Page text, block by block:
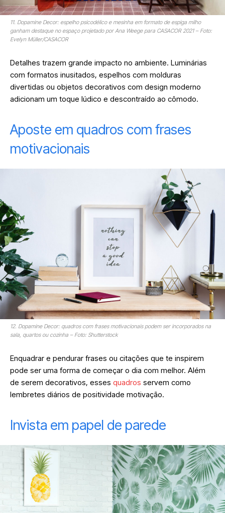
11. Dopamine Decor: espelho psicodélico e mesinha em formato de espiga milho
ganham destaque no espaço projetado por Ana Weege para CASACOR 2021 – Foto:
Evelyn Müller/CASACOR
Detalhes trazem grande impacto no ambiente. Luminárias
com formatos inusitados, espelhos com molduras
divertidas ou objetos decorativos com design moderno
adicionam um toque lúdico e descontraído ao cômodo.
Aposte em quadros com frases
motivacionais
12. Dopamine Decor: quadros com frases motivacionais podem ser incorporados na
sala, quartos ou cozinha – Foto: Shutterstock
Enquadrar e pendurar frases ou citações que te inspirem
pode ser uma forma de começar o dia com melhor. Além
de serem decorativos, esses quadros servem como
lembretes diários de positividade motivação.
Invista em papel de parede